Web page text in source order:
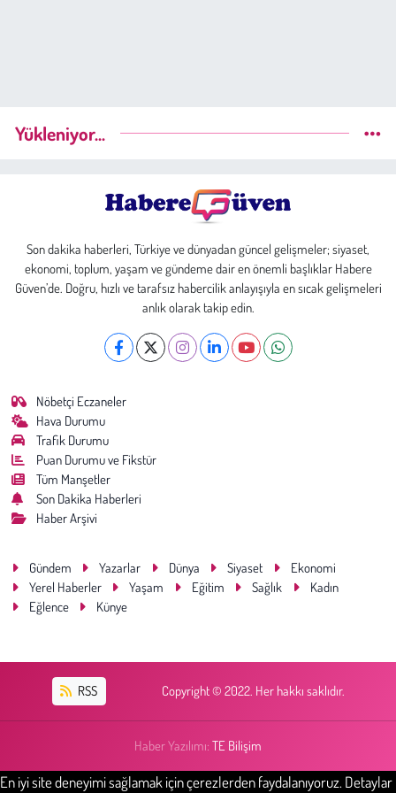
Yükleniyor...
Son dakika haberleri, Türkiye ve dünyadan güncel gelişmeler; siyaset,
ekonomi, toplum, yaşam ve gündeme dair en önemli başlıklar Habere
Güven’de. Doğru, hızlı ve tarafsız habercilik anlayışıyla en sıcak gelişmeleri
anlık olarak takip edin.
Nöbetçi Eczaneler
Hava Durumu
Trafik Durumu
Puan Durumu ve Fikstür
Tüm Manşetler
Son Dakika Haberleri
Haber Arşivi
Gündem Yazarlar Dünya Siyaset
Ekonomi
Yerel Haberler
Yaşam Eğitim Sağlık
Kadın
Eğlence
Künye
RSS Copyright © 2022. Her hakkı saklıdır.
Haber Yazılımı: TE Bilişim
En iyi site deneyimi sağlamak için çerezlerden faydalanıyoruz. Detaylar